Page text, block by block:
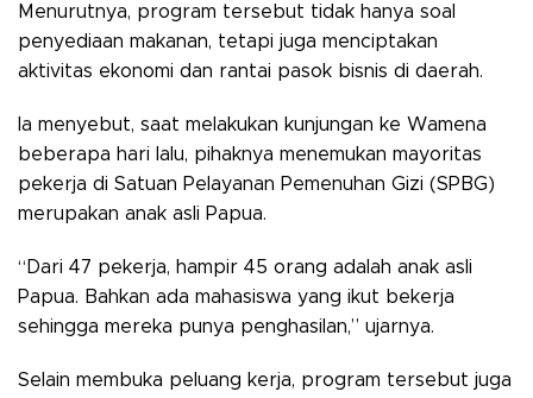
Menurutnya, program tersebut tidak hanya soal
penyediaan makanan, tetapi juga menciptakan
aktivitas ekonomi dan rantai pasok bisnis di daerah.
Ia menyebut, saat melakukan kunjungan ke Wamena
beberapa hari lalu, pihaknya menemukan mayoritas
pekerja di Satuan Pelayanan Pemenuhan Gizi (SPBG)
merupakan anak asli Papua.
“Dari 47 pekerja, hampir 45 orang adalah anak asli
Papua. Bahkan ada mahasiswa yang ikut bekerja
sehingga mereka punya penghasilan,” ujarnya.
Selain membuka peluang kerja, program tersebut juga